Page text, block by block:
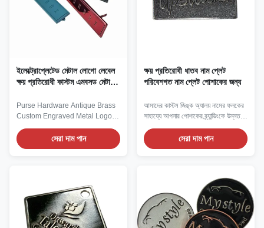
ইলেক্ট্রোপ্লেটেড মেটাল লোগো লেবেল
ক্ষয় প্রতিরোধী কাস্টম এমবসড মেটাল
Purse Hardware Antique Brass
Custom Engraved Metal Logo
Label Plate for Leather Bag
Diverse surface treatment
possibilities ‌ : zinc alloy
printing and other processes,
such as high gloss, brushed,
antique, etc., to ...
সেরা দাম পান
ক্ষয় প্রতিরোধী ধাতব নাম প্লেট
পরিবেশগত নাম প্লেট পোশাকের জন্য
আমাদের কাস্টম জিঙ্ক অ্যালয় নামের ফলকের
সাহায্যে আপনার পোশাকের ব্র্যান্ডিংকে উন্নত
করুন, যা পরিমার্জিত নান্দনিকতার সাথে টেকসই
উপকরণগুলিকে একত্রিত করার জন্য ডিজাইন
করা হয়েছে।
সেরা দাম পান